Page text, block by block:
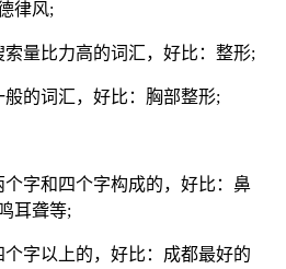
律风;
量比力高的词汇，好比：整形;
的词汇，好比：胸部整形;
字和四个字构成的，好比：鼻
耳聋等;
字以上的，好比：成都最好的